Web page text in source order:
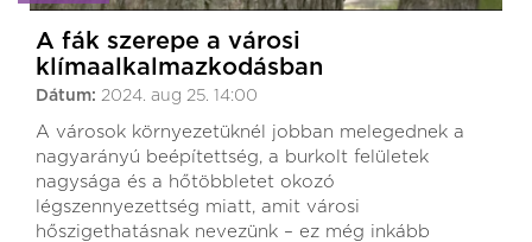
A fák szerepe a városi
klímaalkalmazkodásban
Dátum: 2024. aug 25. 14:00
A városok környezetüknél jobban melegednek a
nagyarányú beépítettség, a burkolt felületek
nagysága és a hőtöbbletet okozó
légszennyezettség miatt, amit városi
hőszigethatásnak nevezünk – ez még inkább